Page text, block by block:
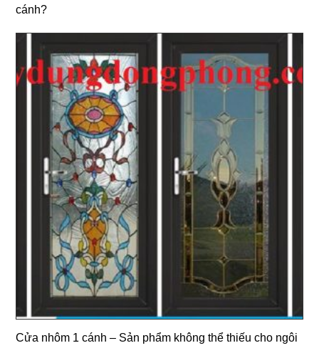
cánh?
Cửa nhôm 1 cánh – Sản phẩm không thể thiếu cho ngôi